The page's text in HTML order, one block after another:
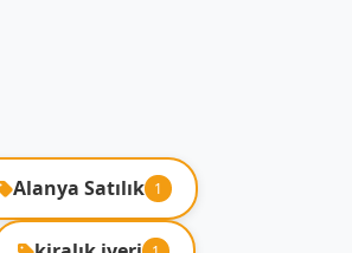
Alanya Satılık 1